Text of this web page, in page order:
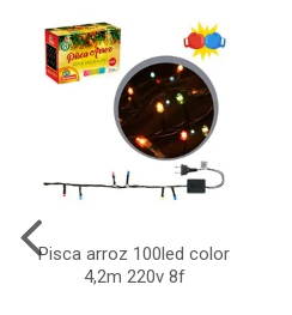
Pisca arroz 100led color
4,2m 220v 8f